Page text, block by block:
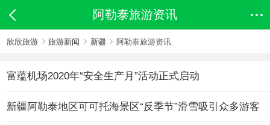
阿勒泰旅游资讯
欣欣旅游 旅游新闻 新疆 阿勒泰旅游资讯
富蕴机场2020年“安全生产月”活动正式启动
新疆阿勒泰地区可可托海景区“反季节”滑雪吸引众多游客